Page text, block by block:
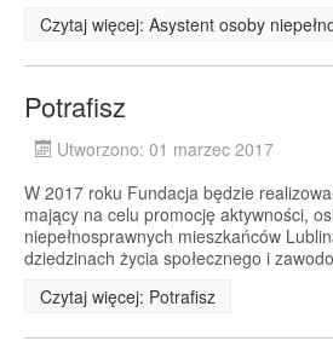
Czytaj więcej: Asystent osoby
Potrafisz
Utworzono: 01 marzec 2017
W 2017 roku Fundacja będzie
mający na celu promocję aktywności,
niepełnosprawnych mieszkańców
dziedzinach życia społecznego i
Czytaj więcej: Potrafisz